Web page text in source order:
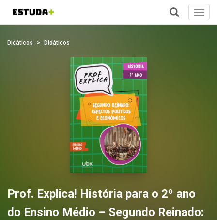
Didáticos Didáticos
Prof. Explica! História para o 2º ano
do Ensino Médio – Segundo Reinado: